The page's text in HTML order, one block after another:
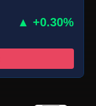
▲ +0.30%